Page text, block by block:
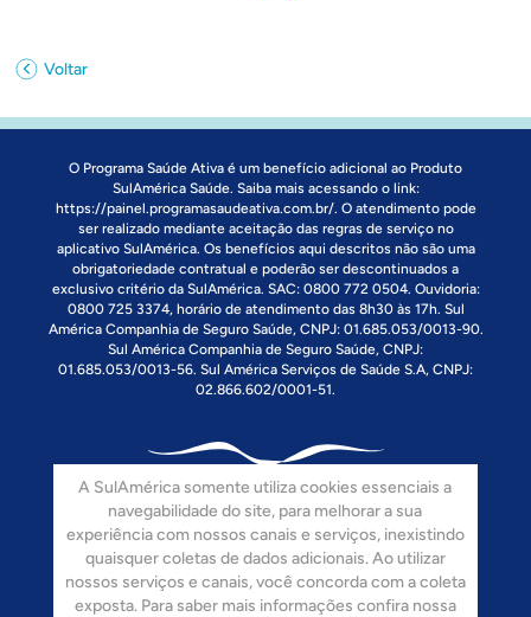
A SulAmérica somente utiliza cookies essenciais a
navegabilidade do site, para melhorar a sua
experiência com nossos canais e serviços, inexistindo
quaisquer coletas de dados adicionais. Ao utilizar
nossos serviços e canais, você concorda com a coleta
exposta. Para saber mais informações confira nossa
Voltar
O Programa Saúde Ativa é um benefício adicional ao Produto
SulAmérica Saúde. Saiba mais acessando o link:
https://painel.programasaudeativa.com.br/. O atendimento pode
ser realizado mediante aceitação das regras de serviço no
aplicativo SulAmérica. Os benefícios aqui descritos não são uma
obrigatoriedade contratual e poderão ser descontinuados a
exclusivo critério da SulAmérica. SAC: 0800 772 0504. Ouvidoria:
0800 725 3374, horário de atendimento das 8h30 às 17h. Sul
América Companhia de Seguro Saúde, CNPJ: 01.685.053/0013-90.
Sul América Companhia de Seguro Saúde, CNPJ:
01.685.053/0013-56. Sul América Serviços de Saúde S.A, CNPJ:
02.866.602/0001-51.
Siga-nos: